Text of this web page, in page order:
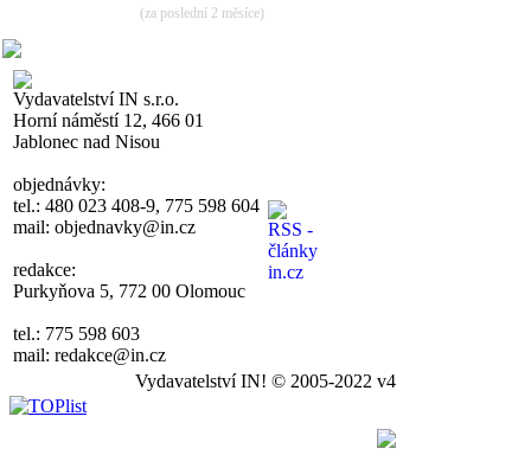
(za poslední 2 měsíce)
Vydavatelství IN s.r.o.
Horní náměstí 12, 466 01
Jablonec nad Nisou
objednávky:
tel.: 480 023 408-9, 775 598 604
mail: objednavky@in.cz
redakce:
Purkyňova 5, 772 00 Olomouc
tel.: 775 598 603
mail: redakce@in.cz
Vydavatelství IN! © 2005-2022 v4